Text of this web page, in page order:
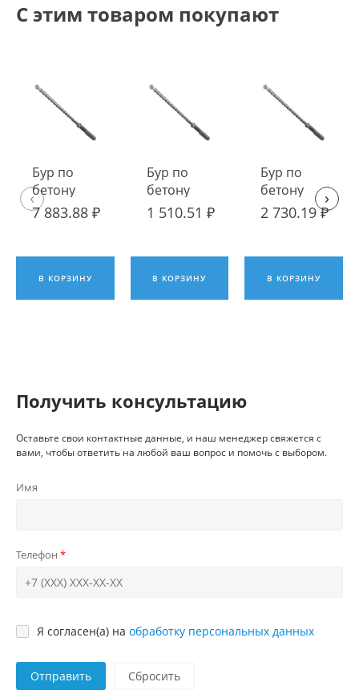
С этим товаром покупают
Бур по
бетону
SDS-Max
7 883.88 ₽
В КОРЗИНУ
Бур по
бетону
SDS-Max
1 510.51 ₽
В КОРЗИНУ
Бур по
бетону
SDS-Max
2 730.19 ₽
В КОРЗИНУ
‹ ›
Получить консультацию
Оставьте свои контактные данные, и наш менеджер свяжется с
вами, чтобы ответить на любой ваш вопрос и помочь с выбором.
Имя
Телефон
Я согласен(а) на обработку персональных данных
Отправить